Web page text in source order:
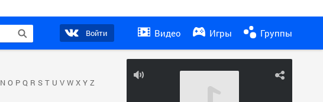
Войти Видео Игры Группы
N O P Q R S T U V W X Y Z